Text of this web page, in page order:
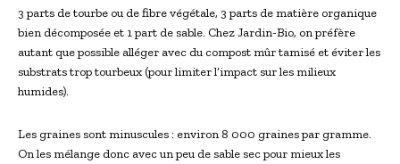
3 parts de tourbe ou de fibre végétale, 3 parts de matière organique
bien décomposée et 1 part de sable. Chez Jardin-Bio, on préfère
autant que possible alléger avec du compost mûr tamisé et éviter les
substrats trop tourbeux (pour limiter l’impact sur les milieux
humides).
Les graines sont minuscules : environ 8 000 graines par gramme.
On les mélange donc avec un peu de sable sec pour mieux les